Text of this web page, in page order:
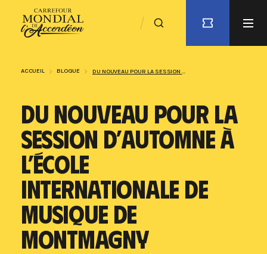
ACCUEIL BLOGUE
DU NOUVEAU POUR LA
SESSION D’AUTOMNE À
L’ÉCOLE
INTERNATIONALE DE
MUSIQUE DE
MONTMAGNY